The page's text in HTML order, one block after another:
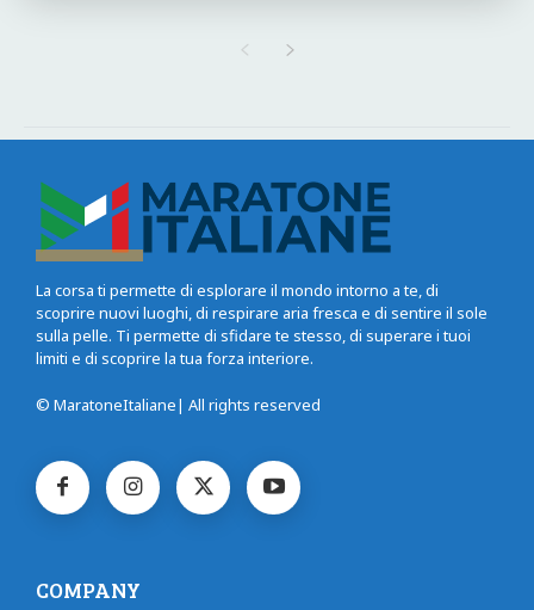
La corsa ti permette di esplorare il mondo intorno a te, di
scoprire nuovi luoghi, di respirare aria fresca e di sentire il sole
sulla pelle. Ti permette di sfidare te stesso, di superare i tuoi
limiti e di scoprire la tua forza interiore.
© MaratoneItaliane| All rights reserved
COMPANY